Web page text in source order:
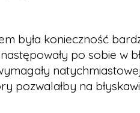
była konieczność
po sobie w
pozwalałby na